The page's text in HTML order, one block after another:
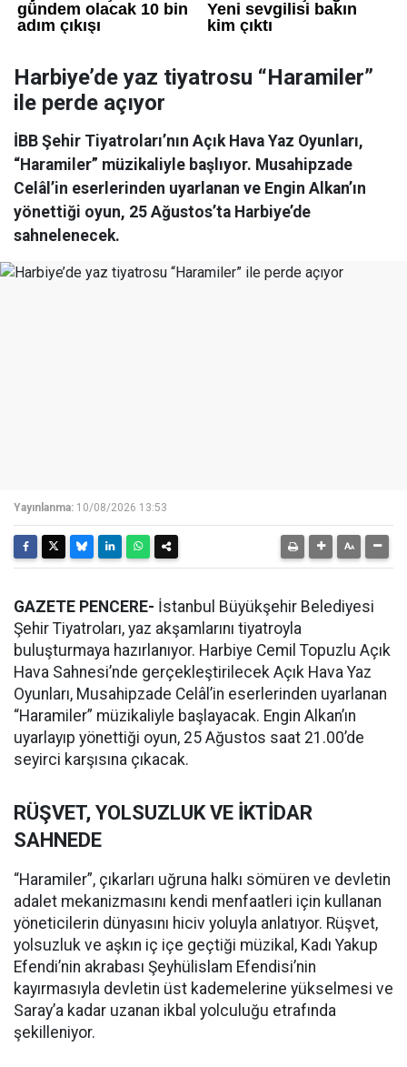
Harbiye’de yaz tiyatrosu “Haramiler”
ile perde açıyor
İBB Şehir Tiyatroları’nın Açık Hava Yaz Oyunları,
“Haramiler” müzikaliyle başlıyor. Musahipzade
Celâl’in eserlerinden uyarlanan ve Engin Alkan’ın
yönettiği oyun, 25 Ağustos’ta Harbiye’de
sahnelenecek.
Yayınlanma: 10/08/2026 13:53
GAZETE PENCERE- İstanbul Büyükşehir Belediyesi
Şehir Tiyatroları, yaz akşamlarını tiyatroyla
buluşturmaya hazırlanıyor. Harbiye Cemil Topuzlu Açık
Hava Sahnesi’nde gerçekleştirilecek Açık Hava Yaz
Oyunları, Musahipzade Celâl’in eserlerinden uyarlanan
“Haramiler” müzikaliyle başlayacak. Engin Alkan’ın
uyarlayıp yönettiği oyun, 25 Ağustos saat 21.00’de
seyirci karşısına çıkacak.
RÜŞVET, YOLSUZLUK VE İKTİDAR
SAHNEDE
“Haramiler”, çıkarları uğruna halkı sömüren ve devletin
adalet mekanizmasını kendi menfaatleri için kullanan
yöneticilerin dünyasını hiciv yoluyla anlatıyor. Rüşvet,
yolsuzluk ve aşkın iç içe geçtiği müzikal, Kadı Yakup
Efendi’nin akrabası Şeyhülislam Efendisi’nin
kayırmasıyla devletin üst kademelerine yükselmesi ve
Saray’a kadar uzanan ikbal yolculuğu etrafında
şekilleniyor.